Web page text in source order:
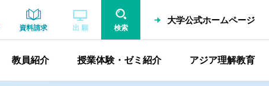
資料請求 出 願 検索
大学公式ホームページ
教員紹介 授業体験・ゼミ紹介 アジア理解教育